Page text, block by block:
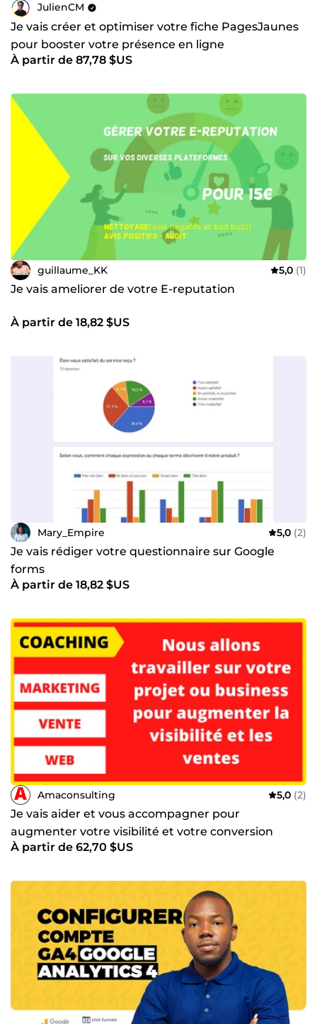
JulienCM
Je vais créer et optimiser votre fiche PagesJaunes
pour booster votre présence en ligne
À partir de 87,78 $US
guillaume_KK 5,0 (1)
Je vais ameliorer de votre E-reputation
À partir de 18,82 $US
Mary_Empire 5,0 (2)
Je vais rédiger votre questionnaire sur Google
forms
À partir de 18,82 $US
Amaconsulting 5,0 (2)
Je vais aider et vous accompagner pour
augmenter votre visibilité et votre conversion
À partir de 62,70 $US